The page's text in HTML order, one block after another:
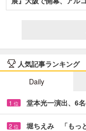
＆…
人気記事ランキング
Daily
1 位 堂本光一演出、6
2 位 堀ちえみ 「もっ